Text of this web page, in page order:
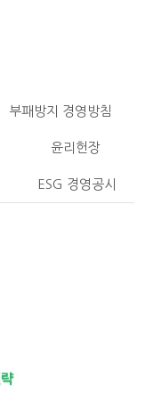
부패방지 경영방침
윤리헌장
ESG 경영공시